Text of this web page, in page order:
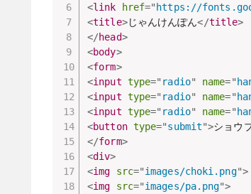
<link href="https://
<title>じゃんけんぽん</title>
</head>
<body>
<form>
<input type="radio" name="
<input type="radio" name="
<input type="radio" name="
<button type="submit">ショウ
</form>
<div>
<img src="images/choki.png">
<img src="images/pa.png">